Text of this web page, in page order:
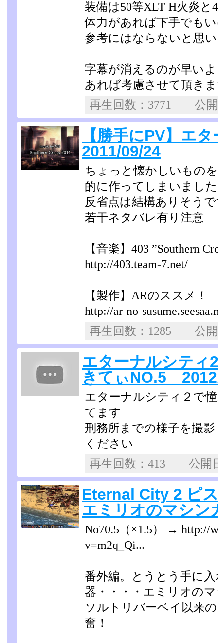
装備は50等XLT H火炎と
体力があれば下手でも
参考にはならないと思
字幕が消えるのが早い
あれば考慮させて頂き
再生回数：3771
【勝手にPV】エ
2011/09/24
ちょっと懐かしいもの
的に作ってしまいまし
反省点は結構ありそう
若干ネタバレ有り注意
【音楽】403 ”Southern
http://403.team-7.net/
【製作】ARのススメ！
http://ar-no-
再生回数：1285
エターナルシテ
きてぃNO.5
エターナルシティ２で
てます
刑務所までの様子を撮
ください
再生回数：413 公
Eternal City 2 ピ
エミリオのマシ
No70.5（×1.5） → http://
v=m2q_Qi...
番外編。とうとう手に
器・・・・エミリオの
ソルトリバーベイ以来
奮！